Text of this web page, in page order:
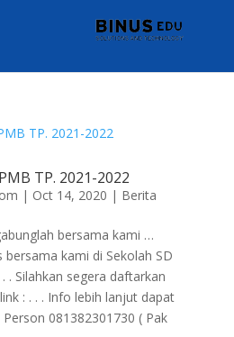
TP. 2021-2022
| Oct 14, 2020 | Berita
bersama kami …
kami di Sekolah SD
. Silahkan segera daftarkan
: . . . Info lebih lanjut dapat
081382301730 ( Pak